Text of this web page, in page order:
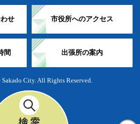
せ 市役所へのアクセス
間 出張所の案内
City. All Rights Reserved.